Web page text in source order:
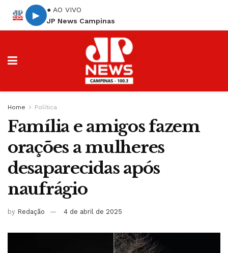
▶
● AO VIVO
JP News Campinas
Home Política
Família e amigos fazem
orações a mulheres
desaparecidas após
naufrágio
by Redação 4 de abril de 2025